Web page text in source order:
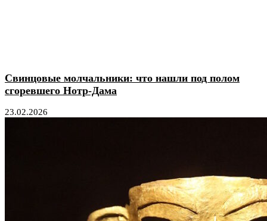
Свинцовые молчальники: что нашли под полом
сгоревшего Нотр-Дама
23.02.2026